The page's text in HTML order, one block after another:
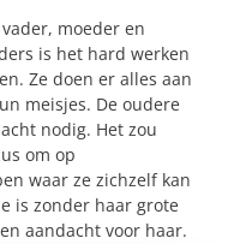
moeder en
is het hard werken
Ze doen er alles aan
meisjes. De oudere
nodig. Het zou
om op
waar ze zichzelf kan
is zonder haar grote
aandacht voor haar.